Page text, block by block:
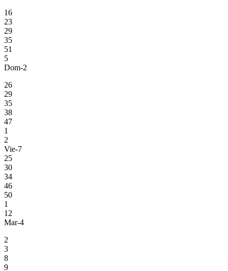
16
23
29
35
51
5
Dom-2
26
29
35
38
47
1
2
Vie-7
25
30
34
46
50
1
12
Mar-4
2
3
8
9